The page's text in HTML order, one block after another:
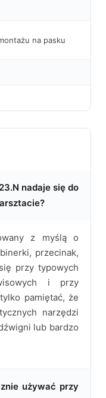
na pasku
nadaje się do
z myślą o
przecinak,
przy typowych
i przy
pamiętać, że
narzędzi
lub bardzo
używać przy